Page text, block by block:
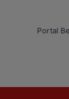
Portal